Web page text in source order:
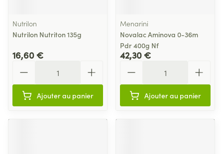
Nutrilon
Nutrilon Nutriton 135g
16,60 €
Ajouter au panier
Menarini
Novalac Aminova 0-36m
Pdr 400g Nf
42,30 €
Ajouter au panier